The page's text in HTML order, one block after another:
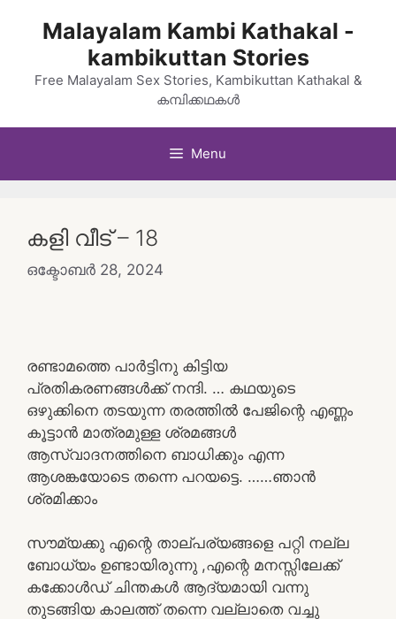
Malayalam Kambi Kathakal -
kambikuttan Stories
Free Malayalam Sex Stories, Kambikuttan Kathakal &
കമ്പിക്കഥകൾ
Menu
കളി വീട് – 18
ഒക്ടോബർ 28, 2024
രണ്ടാമത്തെ പാർട്ടിനു കിട്ടിയ
പ്രതികരണങ്ങൾക്ക് നന്ദി. … കഥയുടെ
ഒഴുക്കിനെ തടയുന്ന തരത്തിൽ പേജിന്റെ എണ്ണം
കൂട്ടാൻ മാത്രമുള്ള ശ്രമങ്ങൾ
ആസ്വാദനത്തിനെ ബാധിക്കും എന്ന
ആശങ്കയോടെ തന്നെ പറയട്ടെ. ……ഞാൻ
ശ്രമിക്കാം
സൗമ്യക്കു എന്റെ താല്പര്യങ്ങളെ പറ്റി നല്ല
ബോധ്യം ഉണ്ടായിരുന്നു ,എന്റെ മനസ്സിലേക്ക്
കക്കോൾഡ് ചിന്തകൾ ആദ്യമായി വന്നു
തുടങ്ങിയ കാലത്ത് തന്നെ വല്ലാതെ വച്ചു